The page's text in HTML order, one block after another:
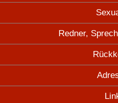
Redner,